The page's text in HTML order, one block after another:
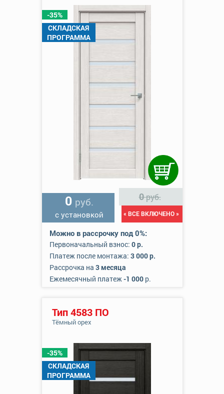
-35%
СКЛАДСКАЯ
ПРОГРАММА
0 руб.
с установкой
0руб.
« ВСЕ ВКЛЮЧЕНО »
Можно в рассрочку под 0%:
Первоначальный взнос: 0 р.
Платеж после монтажа: 3 000 р.
Рассрочка на 3 месяца
Ежемесячный платеж-1 000р.
-35%
СКЛАДСКАЯ
ПРОГРАММА
Тип 4583 ПО
Тёмный орех